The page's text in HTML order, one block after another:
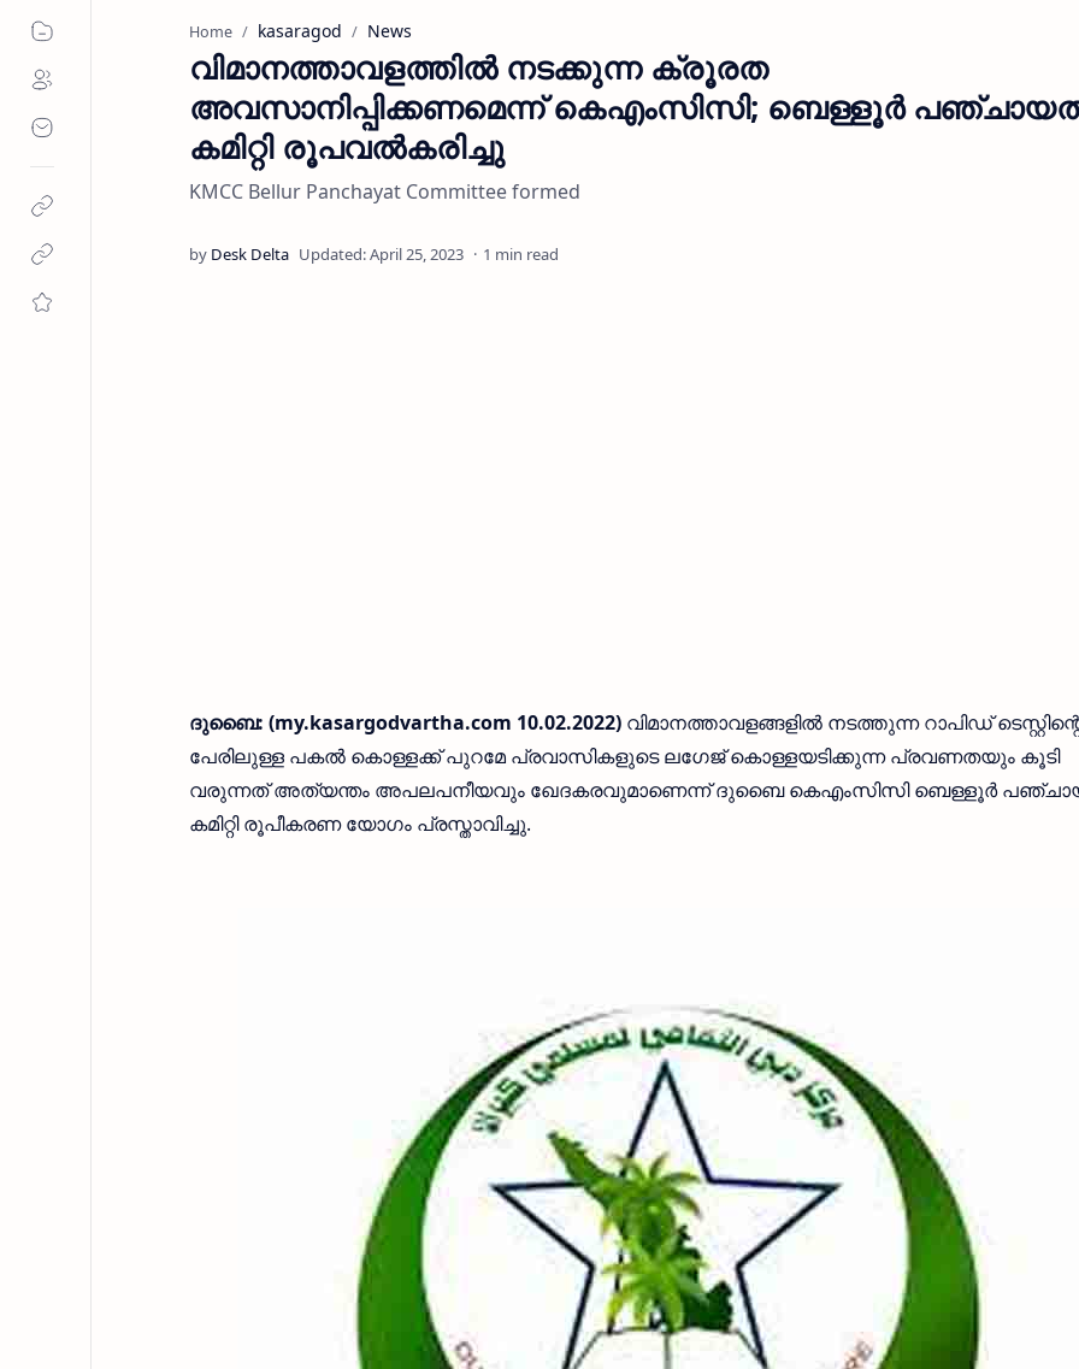
Home kasaragod News
വിമാനത്താവളത്തിൽ നടക്കുന്ന ക്രൂരത
അവസാനിപ്പിക്കണമെന്ന് കെഎംസിസി; ബെള്ളൂർ
കമിറ്റി രൂപവൽകരിച്ചു
KMCC Bellur Panchayat Committee formed
1 min read
ദുബൈ: (my.kasargodvartha.com 10.02.2022) വിമാനത്താവളങ്ങളിൽ നടത്തുന്ന റാപിഡ്
പേരിലുള്ള പകൽ കൊള്ളക്ക് പുറമേ പ്രവാസികളുടെ ലഗേജ് കൊള്ളയടിക്കുന്ന പ്രവണതയും കൂടി
വരുന്നത് അത്യന്തം അപലപനീയവും ഖേദകരവുമാണെന്ന് ദുബൈ കെഎംസിസി ബെള്ളൂർ
കമിറ്റി രൂപീകരണ യോഗം പ്രസ്താവിച്ചു.